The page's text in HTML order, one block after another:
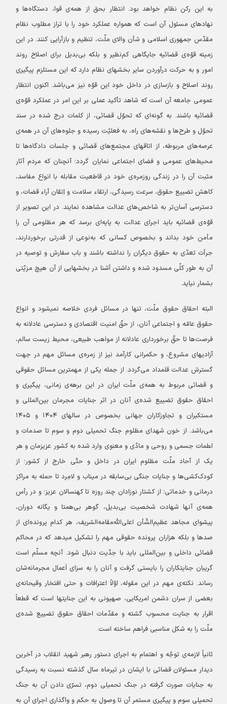
به این رکن نظام خواهد بود. انتظار بحق از همه‌ی قوا، دستگاه‌ها و
نهادهای مسئول آن است که همواره عملکرد خود را با تراز مطلوب نظام
مقدّس جمهوری اسلامی و شأن والای ملّت، تنظیم و بازآرایی کنند. در این
زمینه قوّه‌ی قضائیه جایگاهی کم‌نظیر و بلکه بی‌بدیل برای اصلاح روند
امور و به حرکت درآوردن سایر بخشهای نظام دارد که این مستلزم پیگیری
روند اصلاح و بازسازی در داخل خود این قوّه نیز می‌باشد. اکنون انتظار
عمومی جامعه آن است که شاهد تأکید عملی بر این امر در عملکرد قوّه‌ی
قضائیه باشند. به‌ گونه‌ای که تحوّل قضائی، از کلمات درج شده در سند
تحوّل و طرح‌ها و نقشه‌های راه، به فعلیّت رسیده و جلوه‌های آن در همه‌ی
عرصه‌های مربوطه، از اتاقهای مجتمع‌های قضائی و جلسات دادگاه‌ها تا
محیط‌های عمومی و فضای اجتماعی نمایان گردد؛ آنچنان که مردم آثار
مثبت آن را در زندگی روزمره‌ی خود در قاطعیت مقابله با انواع مفاسد،
کاهش تضییع حقوق، سرعت رسیدگی، ارتقاء سلامت و اِتقان آراء قضات، و
دسترسی آسان‌تر به شاخص‌های عدالت مشاهده نمایند. در این تصویر از
قوّه‌ی قضائیه باید اجرای عدالت به پایه‌ای برسد که هر مظلومی آن را
مأمن خود بداند و بخصوص کسانی که به‌نوعی از قدرتی برخوردارند،
جرأت تعدّی به حقوق دیگران را نداشته باشند و باب سفارش و توصیه در
آن به طور کلّی مسدود شده و داشتن آشنا در بخشهایی از آن هیچ مزیّتی
بشمار نیاید.
البته احقاق حقوق ملّت، تنها در مسائل فردی خلاصه نمیشود و انواع
حقوق عامّه و اجتماعی آنان، از حقّ امنیت اقتصادی و دسترسی عادلانه به
فرصت‌ها تا حقّ برخورداری عادلانه از مواهب طبیعی، محیط زیست سالم،
آزادیهای مشروع، و حکمرانی کارآمد نیز از زمره‌ی مسائل مهم در جهت
گسترش عدالت قلمداد می‌گردد.از جمله یکی از مهمترین مسائل حقوقی
و قضائی مربوط به همه‌ی ملّت ایران در این برهه‌ی زمانی، پیگیری و
احقاق حقوق تضییع شده‌ی آنان در اثر جنایات مجرمان بین‌المللی و
مستکبران و تجاوزکاران جهانی بخصوص در سالهای ۱۴۰۴ و ۱۴۰۵
می‌باشد.از خون شهدای مظلوم جنگ تحمیلی دوم و سوم تا صدمات و
لطمات جسمی و روحی و مادّی و معنوی وارد شده به کشور عزیزمان و هر
یک از آحاد ملّت مظلوم ایران در داخل و حتّی خارج از کشور؛ از
کودک‌کشی‌ها و جنایات جنگی بی‌سابقه در میناب و لامِرد تا حمله به مراکز
درمانی و خدماتی؛ از کشتار نوزادان چند روزه تا کهنسالان عزیز؛ و در رأس
همه‌ی‌ آنها شهادت شخصیت بی‌بدیل، گوهر بی‌همتا و یگانه دوران،
پیشوای مجاهد عظیم‌الشّأن اعلی‌الله‌مقامه‌الشریف، هر کدام پرونده‌ای از
صدها و بلکه هزاران پرونده حقوقی مهم را تشکیل میدهد که در محاکم
قضائی داخلی و بین‌المللی باید با جدّیت دنبال شود. آنچه مسلّم است
گریبان جنایتکاران را بایستی گرفت و آنان را به سزای اَعمال مجرمانه‌شان
رساند.نکته‌ی مهم در این مقوله، اوّلاً اعترافات و حتی افتخار وقیحانه‌ی
بعضی از سران دشمن امریکایی، صهیونی به این جنایتها است که قطعاً
اقرار به جنایت محسوب گشته و مقدّمات احقاق حقوق تضییع شده‌ی
ملّت را به شکل مناسبی فراهم ساخته است.
ثانیاً لازمه‌ی توجّه و اهتمام به اجرای دستور رهبر شهید انقلاب در آخرین
دیدار مسئولان قضائی با ایشان در تیرماه سال گذشته نسبت به رسیدگی
به جنایات صورت گرفته در جنگ تحمیلی دوم، تسرّی دادن آن به جنگ
تحمیلی سوم و پیگیری مستمر آن تا وصول به حکم و واگذاری اجرای آن به